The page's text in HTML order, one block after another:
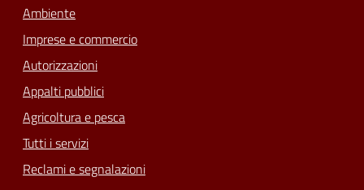
Ambiente
Imprese e commercio
Autorizzazioni
Appalti pubblici
Agricoltura e pesca
Tutti i servizi
Reclami e segnalazioni